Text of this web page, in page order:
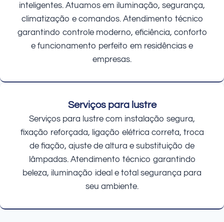
inteligentes. Atuamos em iluminação, segurança,
climatização e comandos. Atendimento técnico
garantindo controle moderno, eficiência, conforto
e funcionamento perfeito em residências e
empresas.
Serviços para lustre
Serviços para lustre com instalação segura,
fixação reforçada, ligação elétrica correta, troca
de fiação, ajuste de altura e substituição de
lâmpadas. Atendimento técnico garantindo
beleza, iluminação ideal e total segurança para
seu ambiente.